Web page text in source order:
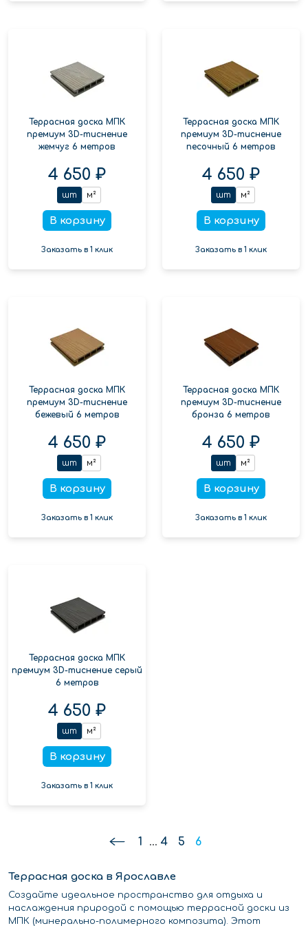
Террасная доска МПК
премиум 3D-тиснение
жемчуг 6 метров
4 650 ₽
шт м²
В корзину
Заказать в 1 клик
Террасная доска МПК
премиум 3D-тиснение
песочный 6 метров
4 650 ₽
шт м²
В корзину
Заказать в 1 клик
Террасная доска МПК
премиум 3D-тиснение
бежевый 6 метров
4 650 ₽
шт м²
В корзину
Заказать в 1 клик
Террасная доска МПК
премиум 3D-тиснение
бронза 6 метров
4 650 ₽
шт м²
В корзину
Заказать в 1 клик
Террасная доска МПК
премиум 3D-тиснение серый
6 метров
4 650 ₽
шт м²
В корзину
Заказать в 1 клик
1 ... 4 5 6
Террасная доска в Ярославле
Создайте идеальное пространство для отдыха и
наслаждения природой с помощью террасной доски из
МПК (минерально-полимерного композита). Этот